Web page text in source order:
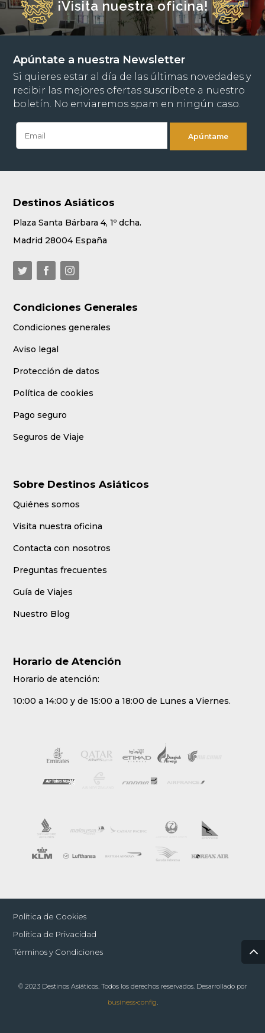
¡Visita nuestra oficina!
Apúntate a nuestra Newsletter
Si quieres estar al día de las últimas novedades y
recibir las mejores ofertas suscríbete a nuestro
boletín. No enviaremos spam en ningún caso.
Destinos Asiáticos
Plaza Santa Bárbara 4, 1º dcha.
Madrid 28004 España
Condiciones Generales
Condiciones generales
Aviso legal
Protección de datos
Política de cookies
Pago seguro
Seguros de Viaje
Sobre Destinos Asiáticos
Quiénes somos
Visita nuestra oficina
Contacta con nosotros
Preguntas frecuentes
Guía de Viajes
Nuestro Blog
Horario de Atención
Horario de atención:
10:00 a 14:00 y de 15:00 a 18:00 de Lunes a Viernes.
Política de Cookies
Política de Privacidad
Términos y Condiciones
© 2023 Destinos Asiáticos. Todos los derechos reservados. Desarrollado por
business•config